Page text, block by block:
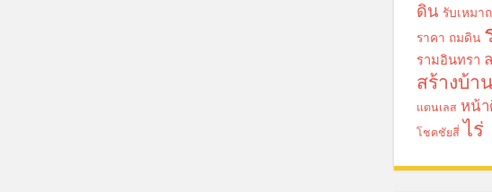
ดิน รับเหมา
ราคา ถมดิน
รามอินทรา
สร้างบ้าน
แตนเลส หน้
โชคชัยสี่ ไร่